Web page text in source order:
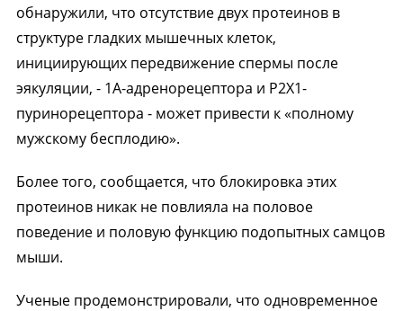
обнаружили, что отсутствие двух протеинов в
структуре гладких мышечных клеток,
инициирующих передвижение спермы после
эякуляции, - 1A-адренорецептора и P2X1-
пуринорецептора - может привести к «полному
мужскому бесплодию».
Более того, сообщается, что блокировка этих
протеинов никак не повлияла на половое
поведение и половую функцию подопытных самцов
мыши.
Ученые продемонстрировали, что одновременное